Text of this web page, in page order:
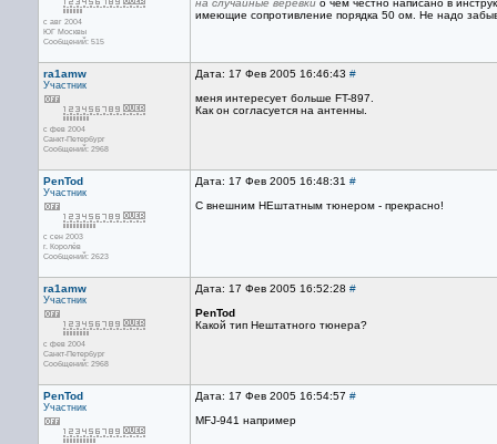
с авг 2004
ЮГ Москвы
Сообщений: 515
на случайные веревки о чём честно написано в
имеющие сопротивление порядка 50 ом. Не надо
ra1amw
Участник
с фев 2004
Санкт-Петербург
Сообщений: 2968
Дата: 17 Фев 2005 16:46:43 #
меня интересует больше FT-897.
Как он согласуется на антенны.
PenTod
Участник
с сен 2003
г. Королёв
Сообщений: 2623
Дата: 17 Фев 2005 16:48:31 #
С внешним НЕштатным тюнером - прекрасно!
ra1amw
Участник
с фев 2004
Санкт-Петербург
Сообщений: 2968
Дата: 17 Фев 2005 16:52:28 #
PenTod
Какой тип Нештатного тюнера?
PenTod
Участник
Дата: 17 Фев 2005 16:54:57 #
MFJ-941 например